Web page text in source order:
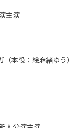
主演
本役：絵麻緒ゆう）